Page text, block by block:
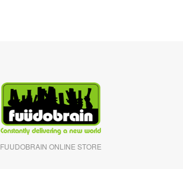
FUUDOBRAIN ONLINE STORE